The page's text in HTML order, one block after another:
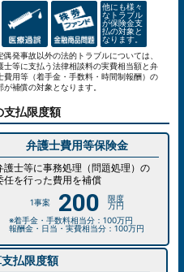
他にも様々
なトラブル
が保険金支
払の対象と
なります。
偶発事故以外の法的トラブルについては、
士等に支払う法律相談料の実費相当額と弁
費用等（着手金・手数料・時間制報酬）の
が補償の対象となります。
支払限度額
弁護士費用等保険金
護士等に事務処理（問題処理）の
任を行った費用を補償
1事案 200
万円
※着手金・手数料相当分：100万円
報酬金・日当・実費相当分：100万円
払限度額